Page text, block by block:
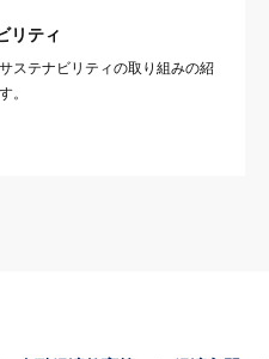
リティ
ステナビリティの取り組みの紹
。